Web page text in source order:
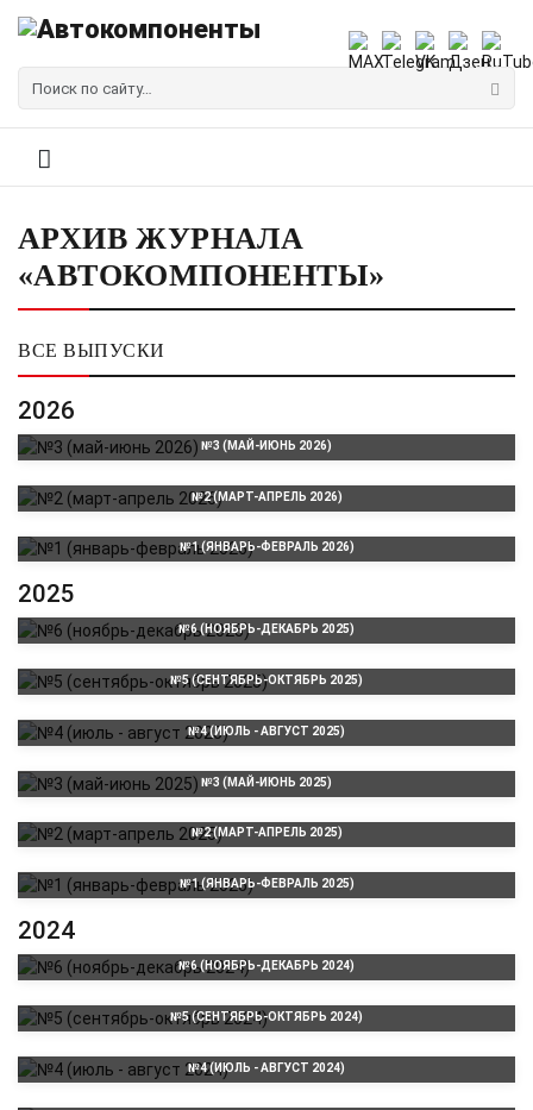
АРХИВ ЖУРНАЛА
«АВТОКОМПОНЕНТЫ»
ВСЕ ВЫПУСКИ
2026
№3 (МАЙ-ИЮНЬ 2026)
№2 (МАРТ-АПРЕЛЬ 2026)
№1 (ЯНВАРЬ-ФЕВРАЛЬ 2026)
2025
№6 (НОЯБРЬ-ДЕКАБРЬ 2025)
№5 (СЕНТЯБРЬ-ОКТЯБРЬ 2025)
№4 (ИЮЛЬ - АВГУСТ 2025)
№3 (МАЙ-ИЮНЬ 2025)
№2 (МАРТ-АПРЕЛЬ 2025)
№1 (ЯНВАРЬ-ФЕВРАЛЬ 2025)
2024
№6 (НОЯБРЬ-ДЕКАБРЬ 2024)
№5 (СЕНТЯБРЬ-ОКТЯБРЬ 2024)
№4 (ИЮЛЬ - АВГУСТ 2024)